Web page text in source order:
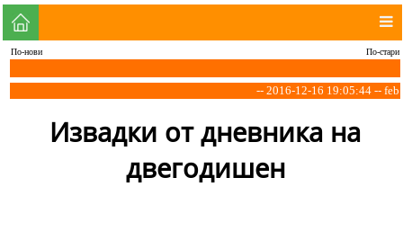
По-нови По-стари
-- 2016-12-16 19:05:44 -- feb
Извадки от дневника на
двегодишен